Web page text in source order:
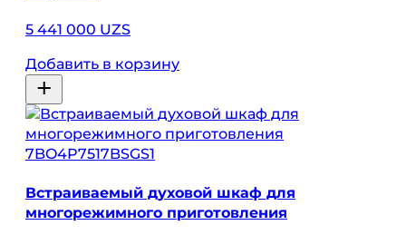
5 441 000 UZS
Добавить в корзину
7BO4P7517BSGS1
Встраиваемый духовой шкаф для
многорежимного приготовления